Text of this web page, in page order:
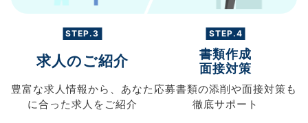
STEP.3
求人のご紹介
豊富な求人情報から、 あなた
に合った求人を ご紹介
STEP.4
書類作成
面接対策
応募書類の添削や面接対策も
徹底サポート